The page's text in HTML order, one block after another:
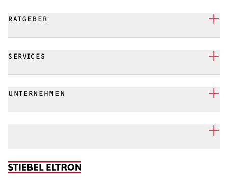
RATGEBER
SERVICES
UNTERNEHMEN